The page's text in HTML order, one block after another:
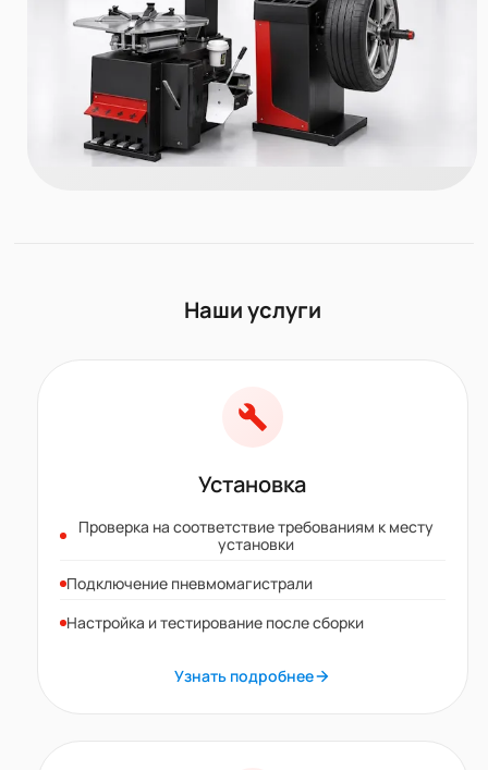
Наши услуги
Установка
Проверка на соответствие требованиям к месту
установки
Подключение пневмомагистрали
Настройка и тестирование после сборки
Узнать подробнее